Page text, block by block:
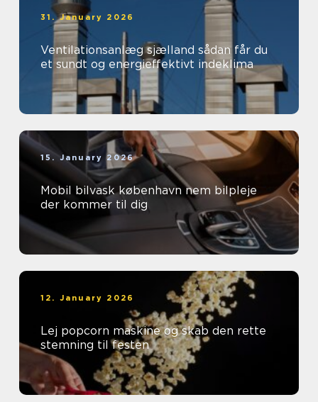
31. January 2026
Ventilationsanlæg sjælland sådan får du
et sundt og energieffektivt indeklima
15. January 2026
Mobil bilvask københavn nem bilpleje
der kommer til dig
12. January 2026
Lej popcorn maskine og skab den rette
stemning til festen